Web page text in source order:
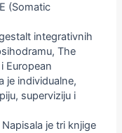
(Somatic
integrativnih
The
European
je individualne,
superviziju i
je tri knjige